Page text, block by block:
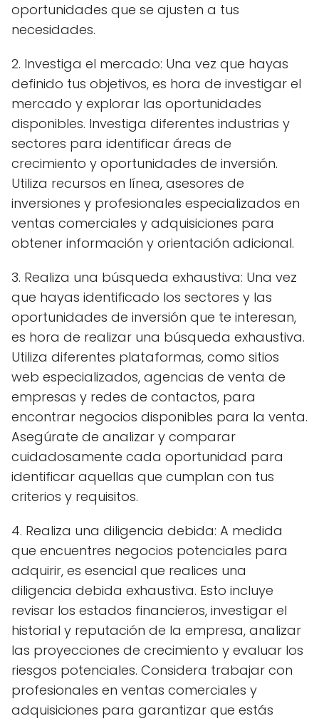
oportunidades que se ajusten a tus
necesidades.
2. Investiga el mercado: Una vez que hayas
definido tus objetivos, es hora de investigar el
mercado y explorar las oportunidades
disponibles. Investiga diferentes industrias y
sectores para identificar áreas de
crecimiento y oportunidades de inversión.
Utiliza recursos en línea, asesores de
inversiones y profesionales especializados en
ventas comerciales y adquisiciones para
obtener información y orientación adicional.
3. Realiza una búsqueda exhaustiva: Una vez
que hayas identificado los sectores y las
oportunidades de inversión que te interesan,
es hora de realizar una búsqueda exhaustiva.
Utiliza diferentes plataformas, como sitios
web especializados, agencias de venta de
empresas y redes de contactos, para
encontrar negocios disponibles para la venta.
Asegúrate de analizar y comparar
cuidadosamente cada oportunidad para
identificar aquellas que cumplan con tus
criterios y requisitos.
4. Realiza una diligencia debida: A medida
que encuentres negocios potenciales para
adquirir, es esencial que realices una
diligencia debida exhaustiva. Esto incluye
revisar los estados financieros, investigar el
historial y reputación de la empresa, analizar
las proyecciones de crecimiento y evaluar los
riesgos potenciales. Considera trabajar con
profesionales en ventas comerciales y
adquisiciones para garantizar que estás